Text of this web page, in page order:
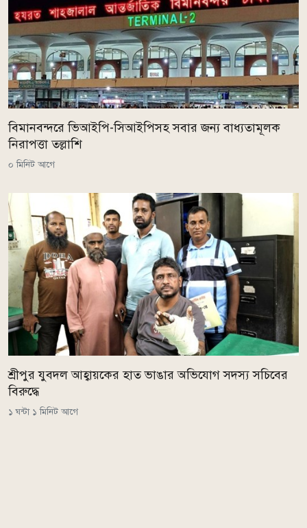
বিমানবন্দরে ভিআইপি-সিআইপিসহ সবার জন্য বাধ্যতামূলক
নিরাপত্তা তল্লাশি
০ মিনিট আগে
শ্রীপুর যুবদল আহ্বায়কের হাত ভাঙার অভিযোগ সদস্য সচিবের
বিরুদ্ধে
১ ঘন্টা ১ মিনিট আগে